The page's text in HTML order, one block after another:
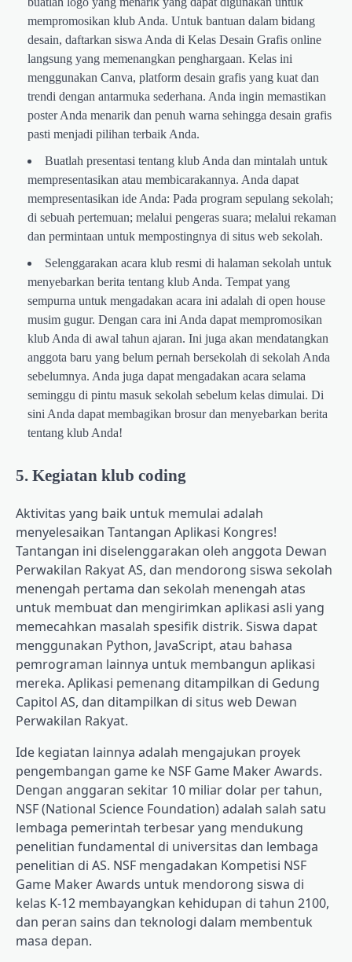
mempromosikan klub Anda. Untuk bantuan dalam bidang
desain, daftarkan siswa Anda di Kelas Desain Grafis online
langsung yang memenangkan penghargaan. Kelas ini
menggunakan Canva, platform desain grafis yang kuat dan
trendi dengan antarmuka sederhana. Anda ingin memastikan
poster Anda menarik dan penuh warna sehingga desain grafis
pasti menjadi pilihan terbaik Anda.
Buatlah presentasi tentang klub Anda dan mintalah untuk
mempresentasikan atau membicarakannya. Anda dapat
mempresentasikan ide Anda: Pada program sepulang sekolah;
di sebuah pertemuan; melalui pengeras suara; melalui rekaman
dan permintaan untuk mempostingnya di situs web sekolah.
Selenggarakan acara klub resmi di halaman sekolah untuk
menyebarkan berita tentang klub Anda. Tempat yang
sempurna untuk mengadakan acara ini adalah di open house
musim gugur. Dengan cara ini Anda dapat mempromosikan
klub Anda di awal tahun ajaran. Ini juga akan mendatangkan
anggota baru yang belum pernah bersekolah di sekolah Anda
sebelumnya. Anda juga dapat mengadakan acara selama
seminggu di pintu masuk sekolah sebelum kelas dimulai. Di
sini Anda dapat membagikan brosur dan menyebarkan berita
tentang klub Anda!
5. Kegiatan klub coding
Aktivitas yang baik untuk memulai adalah
menyelesaikan Tantangan Aplikasi Kongres!
Tantangan ini diselenggarakan oleh anggota Dewan
Perwakilan Rakyat AS, dan mendorong siswa sekolah
menengah pertama dan sekolah menengah atas
untuk membuat dan mengirimkan aplikasi asli yang
memecahkan masalah spesifik distrik. Siswa dapat
menggunakan Python, JavaScript, atau bahasa
pemrograman lainnya untuk membangun aplikasi
mereka. Aplikasi pemenang ditampilkan di Gedung
Capitol AS, dan ditampilkan di situs web Dewan
Perwakilan Rakyat.
Ide kegiatan lainnya adalah mengajukan proyek
pengembangan game ke NSF Game Maker Awards.
Dengan anggaran sekitar 10 miliar dolar per tahun,
NSF (National Science Foundation) adalah salah satu
lembaga pemerintah terbesar yang mendukung
penelitian fundamental di universitas dan lembaga
penelitian di AS. NSF mengadakan Kompetisi NSF
Game Maker Awards untuk mendorong siswa di
kelas K-12 membayangkan kehidupan di tahun 2100,
dan peran sains dan teknologi dalam membentuk
masa depan.